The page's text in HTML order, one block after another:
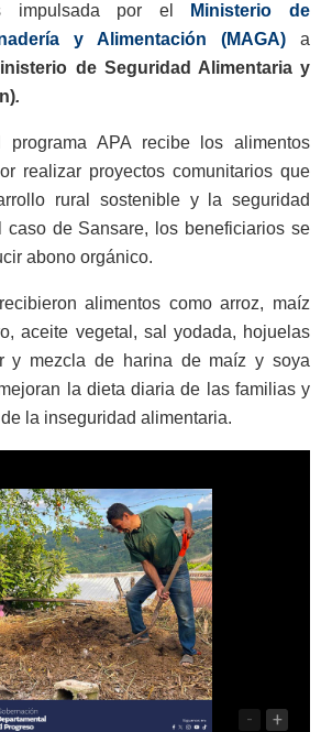
impulsada por el
Ministerio de
y Alimentación (MAGA) a
de Seguridad Alimentaria y
.
APA recibe los alimentos
realizar proyectos comunitarios que
rural sostenible y la seguridad
caso de Sansare, los beneficiarios se
abono orgánico.
alimentos como arroz, maíz
aceite vegetal, sal yodada, hojuelas
y mezcla de harina de maíz y soya
la dieta diaria de las familias y
la inseguridad alimentaria.
- +